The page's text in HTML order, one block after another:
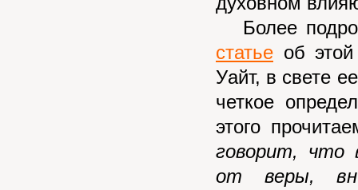
Более
статье об
Уайт, в свете
четкое
этого
говорит, что
от веры,